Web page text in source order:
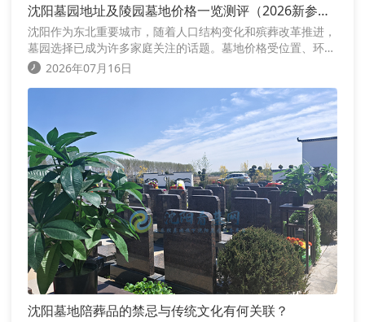
沈阳墓园地址及陵园墓地价格一览测评（2026新参
考）
沈阳作为东北重要城市，随着人口结构变化和殡葬改革推进，
墓园选择已成为许多家庭关注的话题。墓地价格受位置、环
境、墓型（立碑、卧碑、生态葬等）、材质和服务影响，整体
2026年07月16日
沈阳墓地陪葬品的禁忌与传统文化有何关联？